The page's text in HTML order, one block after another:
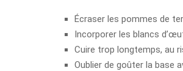
Écraser les pommes de
Incorporer les blancs
Cuire trop longtemps, au
Oublier de goûter la base